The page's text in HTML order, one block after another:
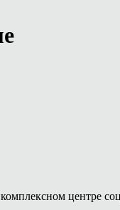
центре